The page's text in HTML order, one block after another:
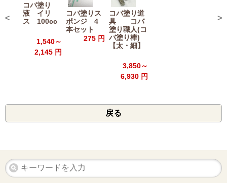
コバ塗り
液 イリ
ス 100cc
1,540～
2,145 円
コバ塗りス
ポンジ 4
本セット
275 円
コバ塗り道
具 コバ
塗り職人(コ
バ塗り棒)
【太・細】
3,850～
6,930 円
< >
戻る